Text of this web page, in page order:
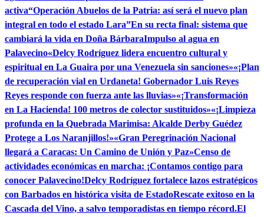
activa“Operación Abuelos de la Patria: así será el nuevo plan
integral en todo el estado Lara”En su recta final: sistema que
cambiará la vida en Doña BárbaraImpulso al agua en
Palavecino«Delcy Rodríguez lidera encuentro cultural y
espiritual en La Guaira por una Venezuela sin sanciones»«¡Plan
de recuperación vial en Urdaneta! Gobernador Luis Reyes
Reyes responde con fuerza ante las lluvias»«¡Transformación
en La Hacienda! 100 metros de colector sustituidos»«¡Limpieza
profunda en la Quebrada Marimisa: Alcalde Derby Guédez
Protege a Los Naranjillos!»«Gran Peregrinación Nacional
llegará a Caracas: Un Camino de Unión y Paz»Censo de
actividades económicas en marcha: ¡Contamos contigo para
conocer Palavecino!Delcy Rodríguez fortalece lazos estratégicos
con Barbados en histórica visita de EstadoRescate exitoso en la
Cascada del Vino, a salvo temporadistas en tiempo récord.El